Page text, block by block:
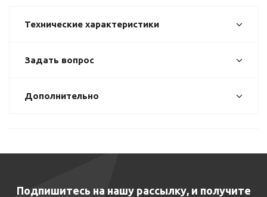
Технические характеристики
Задать вопрос
Дополнительно
Подпишитесь на нашу рассылку, и получите